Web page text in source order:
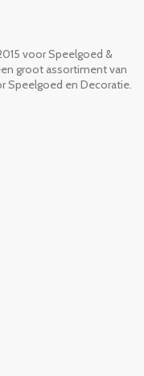
voor Speelgoed &
groot assortiment van
Speelgoed en Decoratie.